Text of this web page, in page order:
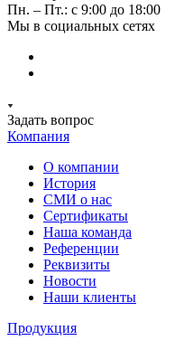
Пн. – Пт.: с 9:00 до 18:00
Мы в социальных сетях
Задать вопрос
Компания
О компании
История
СМИ о нас
Cертификаты
Наша команда
Референции
Реквизиты
Новости
Наши клиенты
Продукция